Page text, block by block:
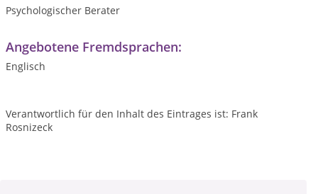
Psychologischer Berater
Angebotene Fremdsprachen:
Englisch
Verantwortlich für den Inhalt des Eintrages ist: Frank
Rosnizeck